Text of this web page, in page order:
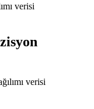
verisi
verisi